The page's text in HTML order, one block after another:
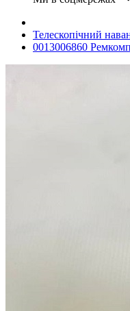
Телескопічний
0013006860